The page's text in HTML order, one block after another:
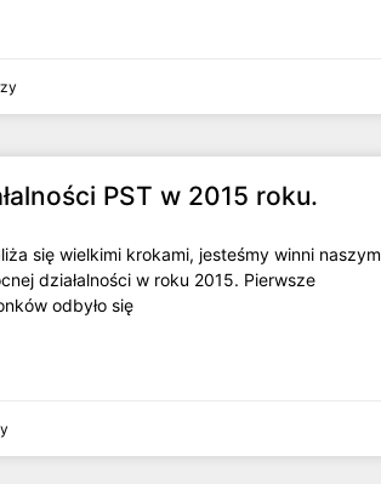
PST w 2015 roku.
się wielkimi krokami, jesteśmy winni naszym
działalności w roku 2015. Pierwsze
odbyło się